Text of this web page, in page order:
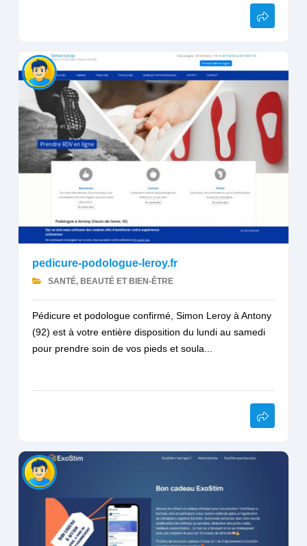
pedicure-podologue-leroy.fr
SANTÉ, BEAUTÉ ET BIEN-ÊTRE
Pédicure et podologue confirmé, Simon Leroy à Antony
(92) est à votre entière disposition du lundi au samedi
pour prendre soin de vos pieds et soula...